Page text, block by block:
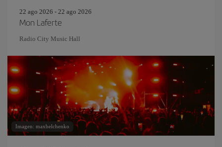
22 ago 2026 - 22 ago 2026
Mon Laferte
Radio City Music Hall
Imagen: maxbelchenko